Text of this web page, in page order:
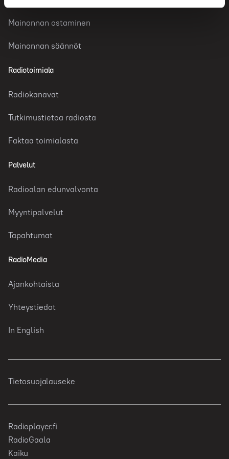
Mainonnan ostaminen
Mainonnan säännöt
Radiotoimiala
Radiokanavat
Tutkimustietoa radiosta
Faktaa toimialasta
Palvelut
Radioalan edunvalvonta
Myyntipalvelut
Tapahtumat
RadioMedia
Ajankohtaista
Yhteystiedot
In English
Tietosuojalauseke
Radioplayer.fi
RadioGaala
Kaiku